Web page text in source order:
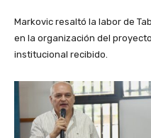
Markovic resaltó la labor de
en la organización del
institucional recibido.